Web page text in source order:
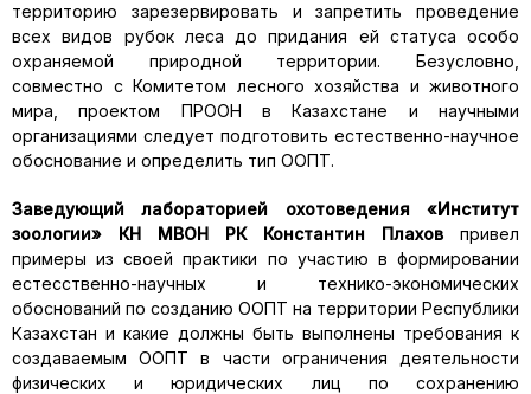
территорию зарезервировать и запретить проведение
всех видов рубок леса до придания ей статуса особо
охраняемой природной территории. Безусловно,
совместно с Комитетом лесного хозяйства и животного
мира, проектом ПРООН в Казахстане и научными
организациями следует подготовить естественно-научное
обоснование и определить тип ООПТ.
Заведующий лабораторией охотоведения «Институт
зоологии» КН МВОН РК Константин Плахов привел
примеры из своей практики по участию в формировании
естесственно-научных и технико-экономических
обоснований по созданию ООПТ на территории Республики
Казахстан и какие должны быть выполнены требования к
создаваемым ООПТ в части ограничения деятельности
физических и юридических лиц по сохранению